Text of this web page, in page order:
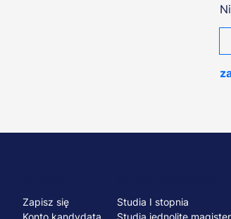
Menu
Zapisz się
Konto kandydata
Studia I stopnia
Studia jednolite